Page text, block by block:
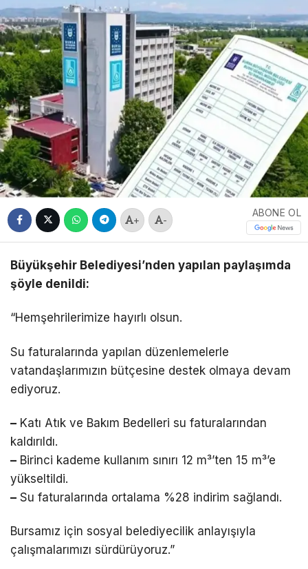
+ -
ABONE OL
Büyükşehir Belediyesi’nden yapılan paylaşımda
şöyle denildi:
“Hemşehrilerimize hayırlı olsun.
Su faturalarında yapılan düzenlemelerle
vatandaşlarımızın bütçesine destek olmaya devam
ediyoruz.
– Katı Atık ve Bakım Bedelleri su faturalarından
kaldırıldı.
– Birinci kademe kullanım sınırı 12 m³’ten 15 m³’e
yükseltildi.
– Su faturalarında ortalama %28 indirim sağlandı.
Bursamız için sosyal belediyecilik anlayışıyla
çalışmalarımızı sürdürüyoruz.”